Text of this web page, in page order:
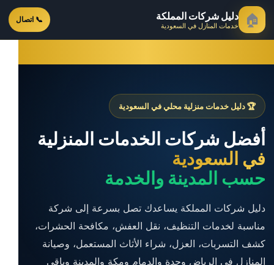
🏠 دليل شركات المملكة
خدمات المنازل في السعودية 📞 اتصال
🏆 دليل خدمات منزلية محلي في السعودية
أفضل شركات الخدمات المنزلية
في السعودية
حسب المدينة والخدمة
دليل شركات المملكة يساعدك تصل بسرعة إلى شركة
مناسبة لخدمات التنظيف، نقل العفش، مكافحة الحشرات،
كشف التسربات، العزل، شراء الأثاث المستعمل، وصيانة
المنازل في الرياض وجدة والدمام ومكة والمدينة وباقي